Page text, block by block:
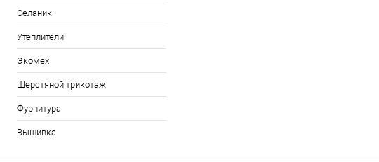
Селаник
Утеплители
Экомех
Шерстяной трикотаж
Фурнитура
Вышивка